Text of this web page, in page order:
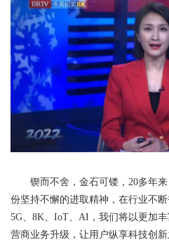
锲而不舍，金石可镂，20多年
份坚持不懈的进取精神，在行业不
5G、8K、IoT、AI，我们将以更加
营商业务升级，让用户纵享科技创新